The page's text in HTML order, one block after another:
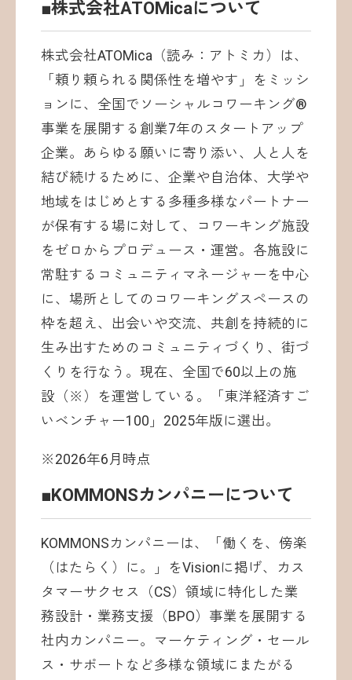
■株式会社ATOMicaについて
株式会社ATOMica（読み：アトミカ）は、
「頼り頼られる関係性を増やす」をミッシ
ョンに、全国でソーシャルコワーキング®
事業を展開する創業7年のスタートアップ
企業。あらゆる願いに寄り添い、人と人を
結び続けるために、企業や自治体、大学や
地域をはじめとする多種多様なパートナー
が保有する場に対して、コワーキング施設
をゼロからプロデュース・運営。各施設に
常駐するコミュニティマネージャーを中心
に、場所としてのコワーキングスペースの
枠を超え、出会いや交流、共創を持続的に
生み出すためのコミュニティづくり、街づ
くりを行なう。現在、全国で60以上の施
設（※）を運営している。「東洋経済すご
いベンチャー100」2025年版に選出。
※2026年6月時点
■KOMMONSカンパニーについて
KOMMONSカンパニーは、「働くを、傍楽
（はたらく）に。」をVisionに掲げ、カス
タマーサクセス（CS）領域に特化した業
務設計・業務支援（BPO）事業を展開する
社内カンパニー。マーケティング・セール
ス・サポートなど多様な領域にまたがる